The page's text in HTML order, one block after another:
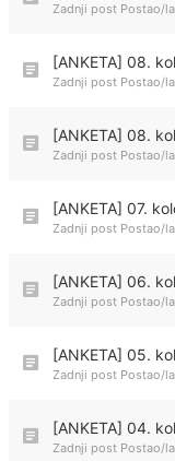
Zadnji post Postao/la
[ANKETA] 08.
Zadnji post Postao/la
[ANKETA] 08.
Zadnji post Postao/la
[ANKETA] 07.
Zadnji post Postao/la
[ANKETA] 06.
Zadnji post Postao/la
[ANKETA] 05.
Zadnji post Postao/la
[ANKETA] 04.
Zadnji post Postao/la